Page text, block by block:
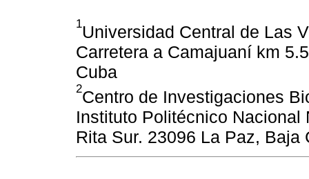
1Universidad Central de Las
Carretera a Camajuaní km
Cuba
2Centro de Investigaciones
Instituto Politécnico
Rita Sur. 23096 La Paz, Baja